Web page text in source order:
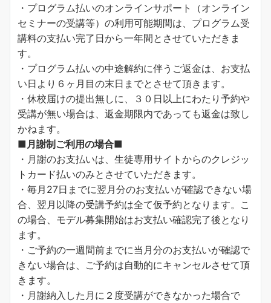
・プログラム払いのオンラインサポート（オンライン
セミナーの受講等）の利用可能期間は、プログラム受
講料の支払い完了日から一年間とさせていただきま
す。
・プログラム払いの中途解約に伴うご返金は、お支払
い日より６ヶ月目の末日までとさせて頂きます。
・休校届けの提出無しに、３０日以上にわたり予約や
受講が無い場合は、返金期限内であっても返金は致し
かねます。
■月謝制ご利用の場合■
・月謝のお支払いは、生徒専用サイトからのクレジッ
トカード払いのみとさせていただきます。
・毎月27日までに翌月分のお支払いが確認できない場
合、翌月以降の受講予約は全て仮予約となります。こ
の場合、モデル募集開始はお支払い確認完了後となり
ます。
・ご予約の一週間前までに当月分のお支払いが確認で
きない場合は、ご予約は自動的にキャンセルさせて頂
きます。
・月謝納入した月に２度受講ができなかった場合で